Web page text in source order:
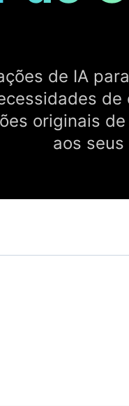
de IA
originais
aos